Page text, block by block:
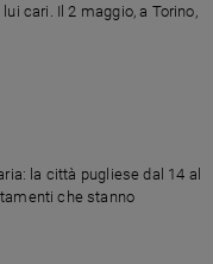
cari. Il 2 maggio, a Torino,
la città pugliese dal 14 al
che stanno